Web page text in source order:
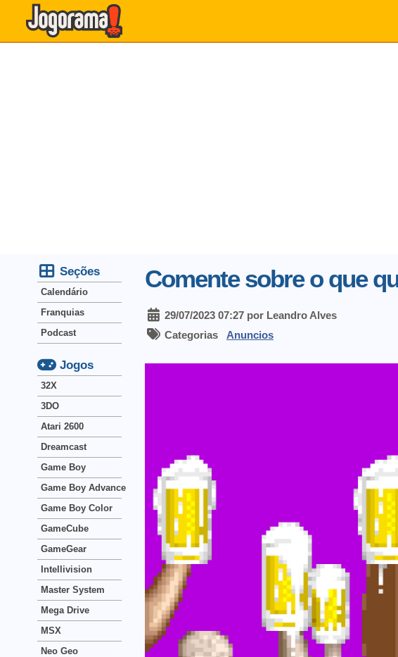
Comente sobre o que
29/07/2023 07:27 por Leandro Alves
Categorias Anuncios
Seções
Calendário
Franquias
Podcast
Jogos
32X
3DO
Atari 2600
Dreamcast
Game Boy
Game Boy Advance
Game Boy Color
GameCube
GameGear
Intellivision
Master System
Mega Drive
MSX
Neo Geo